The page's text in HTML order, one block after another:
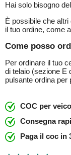
Hai solo bisogno
È possibile che
il tuo ordine, come
Come posso
Per ordinare il tuo
di telaio (sezione E
pulsante ordina
COC per
Consegna
Paga il coc in